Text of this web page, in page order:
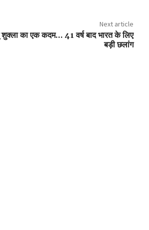
Next article
का एक कदम… 41 वर्ष बाद भारत के लिए
बड़ी छलांग